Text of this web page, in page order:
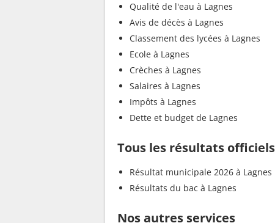
Qualité de l'eau à Lagnes
Avis de décès à Lagnes
Classement des lycées à Lagnes
Ecole à Lagnes
Crèches à Lagnes
Salaires à Lagnes
Impôts à Lagnes
Dette et budget de Lagnes
Tous les résultats
Résultat municipale 2026 à Lagnes
Résultats du bac à Lagnes
Nos autres services